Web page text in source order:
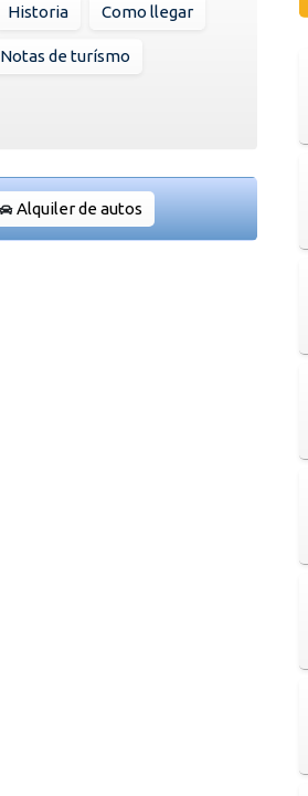
Historia Como llegar
Notas de turísmo
Alquiler de autos